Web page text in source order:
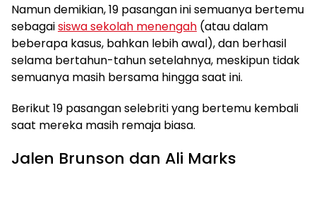
Namun demikian, 19 pasangan ini semuanya bertemu
sebagaisiswa sekolah menengah (atau dalam
beberapa kasus, bahkan lebih awal), dan berhasil
selama bertahun-tahun setelahnya, meskipun tidak
semuanya masih bersama hingga saat ini.
Berikut 19 pasangan selebriti yang bertemu kembali
saat mereka masih remaja biasa.
Jalen Brunson dan Ali Marks